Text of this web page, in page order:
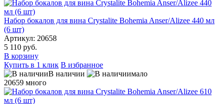
Набор бокалов для вина Crystalite Bohemia Anser/Alizee 440 мл
(6 шт)
Артикул: 20658
5 110 руб.
В корзину
Купить в 1 клик В избранное
В наличии
мало
20659 много